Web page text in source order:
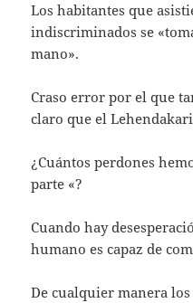
Los habitantes que
indiscriminados se
mano».
Craso error por el que
claro que el
¿Cuántos perdones
parte «?
Cuando hay
humano es capaz de
De cualquier manera